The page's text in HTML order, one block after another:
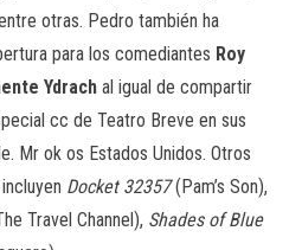
otras. Pedro también ha
para los comediantes Roy
Ydrach al igual de compartir
cc de Teatro Breve en sus
Mr ok os Estados Unidos. Otros
Docket 32357(Pam’s Son),
Travel Channel), Shades of Blue